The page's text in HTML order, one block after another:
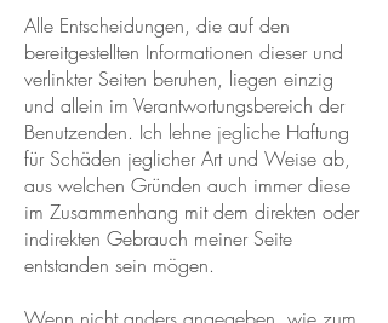
Alle Entscheidungen, die auf den
bereitgestellten Informationen dieser und
verlinkter Seiten beruhen, liegen einzig
und allein im Verantwortungsbereich der
Benutzenden. Ich lehne jegliche Haftung
für Schäden jeglicher Art und Weise ab,
aus welchen Gründen auch immer diese
im Zusammenhang mit dem direkten oder
indirekten Gebrauch meiner Seite
entstanden sein mögen.